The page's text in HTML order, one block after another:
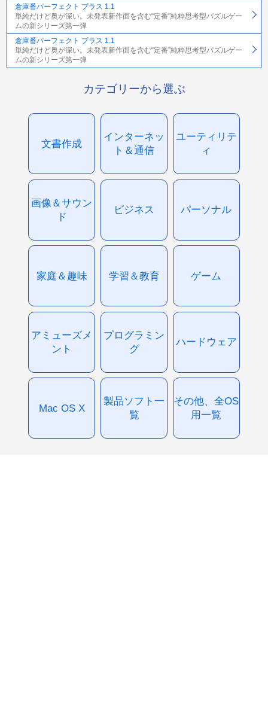
倉庫番パーフェクト プラス 1.1
単純だけど奥が深い。未発表新作面を含む“定番”純粋思考型パズルゲー
ムの新シリーズ第一弾
倉庫番パーフェクト プラス 1.1
単純だけど奥が深い。未発表新作面を含む“定番”純粋思考型パズルゲー
ムの新シリーズ第一弾
カテゴリーから選ぶ
文書作成
インターネッ
ト＆通信
ユーティリテ
ィ
画像＆サウン
ド
ビジネス パーソナル
家庭＆趣味 学習＆教育 ゲーム
アミューズメ
ント
プログラミン
グ
ハードウェア
Mac OS X
製品ソフト一
覧
その他、全OS
用一覧